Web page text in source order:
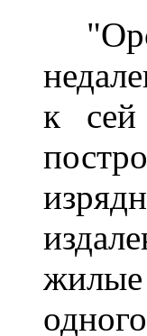
к сей
жилые